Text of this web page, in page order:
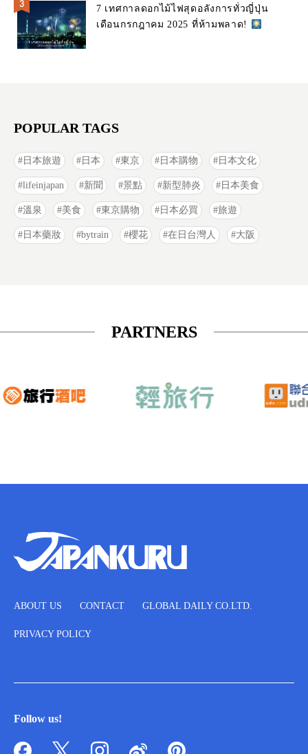
7 เทศกาลดอกไม้ไฟสุดอลังการทั่วญี่ปุ่น
เดือนกรกฎาคม 2025 ที่ห้ามพลาด!
POPULAR TAGS
日本旅遊 日本 東京 日本購物 日本文化
lifeinjapan 新聞 景點 新型肺炎 日本美食
溫泉 美食 東京購物 日本必買 旅遊
日本藥妝 bytrain 櫻花 在日台灣人 大阪
PARTNERS
ABOUT US CONTACT GLOBAL DAILY CO.LTD.
PRIVACY POLICY
Follow us!